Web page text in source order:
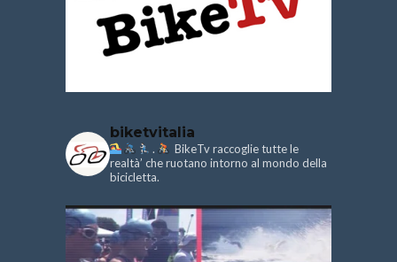
biketvitalia
.
BikeTv raccoglie tutte le
realtà’ che ruotano intorno al mondo della
bicicletta.